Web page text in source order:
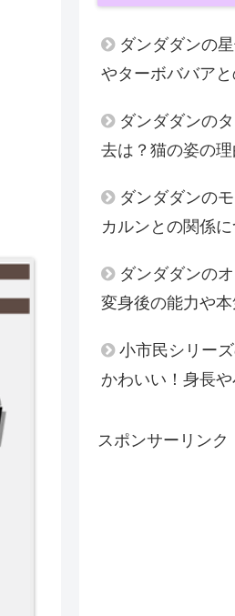
ダンダダンの
やターボババア
ダンダダンの
去は？猫の姿の
ダンダダンの
カルンとの関係
ダンダダンの
変身後の能力や
小市民シリー
かわいい！身長
スポンサーリンク